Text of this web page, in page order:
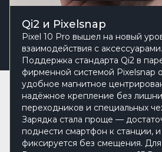
Qi2 и Pixelsnap
Pixel 10 Pro вышел на новый
взаимодействия с аксессуарами.
Поддержка стандарта Qi2 в
фирменной системой Pixelsnap
удобное магнитное
надёжное крепление без
переходников и специальных
Зарядка стала проще —
поднести смартфон к станции,
фиксируется без смещения. Для